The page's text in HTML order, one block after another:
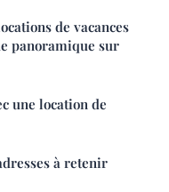
de vacances
panoramique sur
une location de
à retenir